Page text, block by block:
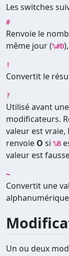
Les switches
#
Renvoie le
même jour (%#D
!
Convertit le
?
Utilisé avant
modificateurs.
valeur est vraie,
renvoie O si %B
valeur est
~
Convertit une
Un ou deux